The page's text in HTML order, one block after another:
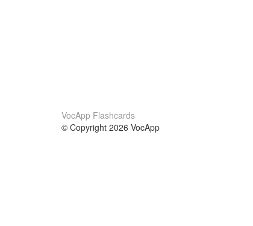
VocApp Flashcards
© Copyright 2026 VocApp